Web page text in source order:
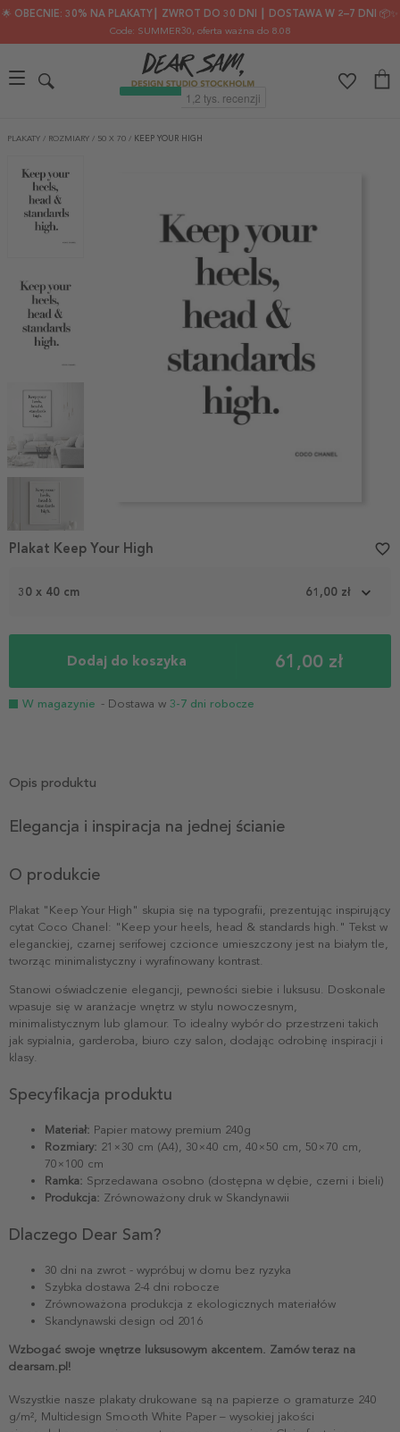
🌟 OBECNIE: 30% NA PLAKATY┃ ZWROT DO 30 DNI ┃ DOSTAWA W 2–7 DNI 📦✨
Code: SUMMER30, oferta ważna do 8.08
PLAKATY / ROZMIARY / 50 X 70 / KEEP YOUR HIGH
1
30 x 40 cm 61,00 zł
Dodaj do koszyka 61,00 zł
W magazynie - Dostawa w 3-7 dni robocze
Plakat Keep Your High favorite_border
Opis produktu
Elegancja i inspiracja na jednej ścianie
O produkcie
Plakat "Keep Your High" skupia się na typografii, prezentując inspirujący
cytat Coco Chanel: "Keep your heels, head & standards high." Tekst w
eleganckiej, czarnej serifowej czcionce umieszczony jest na białym tle,
tworząc minimalistyczny i wyrafinowany kontrast.
Stanowi oświadczenie elegancji, pewności siebie i luksusu. Doskonale
wpasuje się w aranżacje wnętrz w stylu nowoczesnym,
minimalistycznym lub glamour. To idealny wybór do przestrzeni takich
jak sypialnia, garderoba, biuro czy salon, dodając odrobinę inspiracji i
klasy.
Specyfikacja produktu
Materiał: Papier matowy premium 240g
Rozmiary: 21×30 cm (A4), 30×40 cm, 40×50 cm, 50×70 cm,
70×100 cm
Ramka: Sprzedawana osobno (dostępna w dębie, czerni i bieli)
Produkcja: Zrównoważony druk w Skandynawii
Dlaczego Dear Sam?
30 dni na zwrot - wypróbuj w domu bez ryzyka
Szybka dostawa 2-4 dni robocze
Zrównoważona produkcja z ekologicznych materiałów
Skandynawski design od 2016
Wzbogać swoje wnętrze luksusowym akcentem. Zamów teraz na
dearsam.pl!
Wszystkie nasze plakaty drukowane są na papierze o gramaturze 240
g/m², Multidesign Smooth White Paper – wysokiej jakości